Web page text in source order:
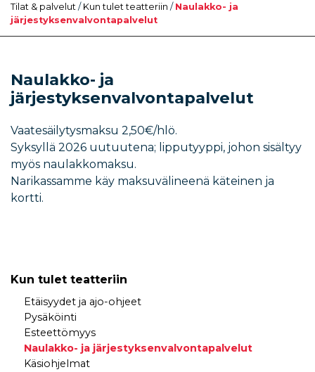
Tilat & palvelut / Kun tulet teatteriin / Naulakko- ja
järjestyksenvalvontapalvelut
Kun tulet teatteriin
Etäisyydet ja ajo-ohjeet
Pysäköinti
Esteettömyys
Naulakko- ja järjestyksenvalvontapalvelut
Käsiohjelmat
Naulakko- ja
järjestyksenvalvontapalvelut
Vaatesäilytysmaksu 2,50€/hlö.
Syksyllä 2026 uutuutena; lipputyyppi, johon sisältyy
myös naulakkomaksu.
Narikassamme käy maksuvälineenä käteinen ja
kortti.